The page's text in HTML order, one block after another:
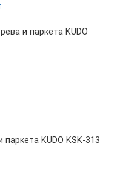
и паркета KUDO
KUDO KSK-313